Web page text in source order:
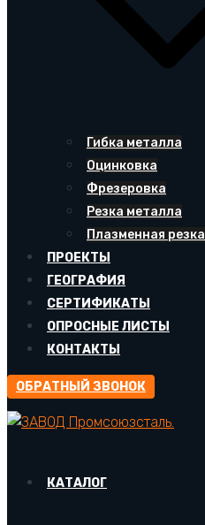
Гибка металла
Оцинковка
Фрезеровка
Резка металла
Плазменная резка
ПРОЕКТЫ
ГЕОГРАФИЯ
СЕРТИФИКАТЫ
ОПРОСНЫЕ ЛИСТЫ
КОНТАКТЫ
ОБРАТНЫЙ ЗВОНОК
КАТАЛОГ